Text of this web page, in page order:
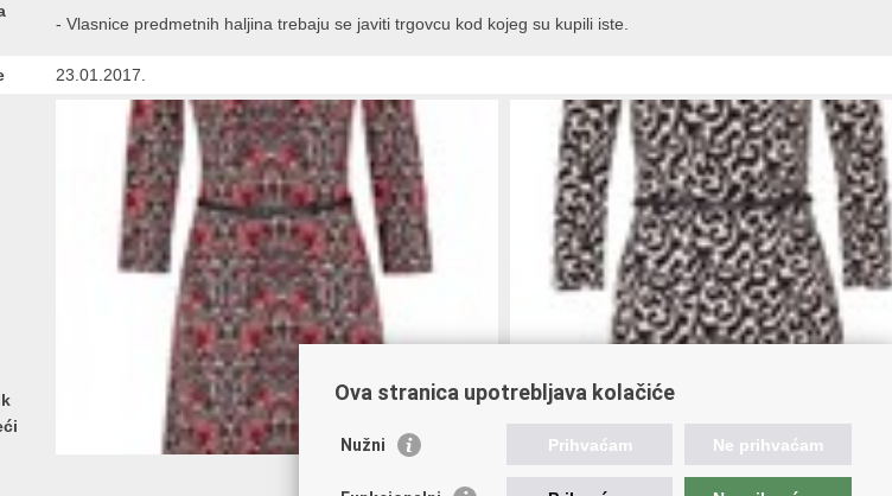
- Vlasnice predmetnih haljina trebaju se javiti trgovcu kod kojeg su kupili iste.
23.01.2017.
Ova stranica upotrebljava kolačiće
Nužni Prihvaćam Ne prihvaćam